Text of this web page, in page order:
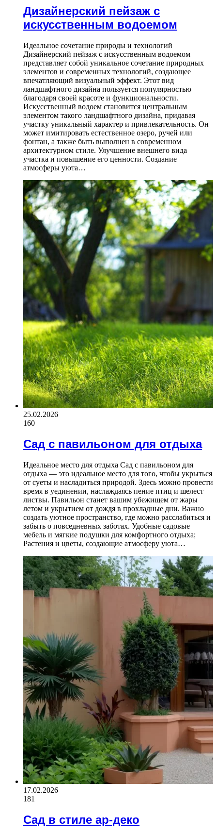
Дизайнерский пейзаж с
искусственным водоемом
Идеальное сочетание природы и технологий
Дизайнерский пейзаж с искусственным водоемом
представляет собой уникальное сочетание природных
элементов и современных технологий, создающее
впечатляющий визуальный эффект. Этот вид
ландшафтного дизайна пользуется популярностью
благодаря своей красоте и функциональности.
Искусственный водоем становится центральным
элементом такого ландшафтного дизайна, придавая
участку уникальный характер и привлекательность. Он
может имитировать естественное озеро, ручей или
фонтан, а также быть выполнен в современном
архитектурном стиле. Улучшение внешнего вида
участка и повышение его ценности. Создание
атмосферы уюта…
25.02.2026
160
Сад с павильоном для отдыха
Идеальное место для отдыха Сад с павильоном для
отдыха — это идеальное место для того, чтобы укрыться
от суеты и насладиться природой. Здесь можно провести
время в уединении, наслаждаясь пение птиц и шелест
листвы. Павильон станет вашим убежищем от жары
летом и укрытием от дождя в прохладные дни. Важно
создать уютное пространство, где можно расслабиться и
забыть о повседневных заботах. Удобные садовые
мебель и мягкие подушки для комфортного отдыха;
Растения и цветы, создающие атмосферу уюта…
17.02.2026
181
Сад в стиле ар-деко